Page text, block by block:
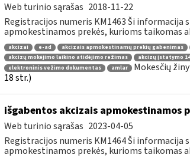
Web turinio sąrašas 2018-11-22
Registracijos numeris KM1463 Ši informacija
apmokestinamos prekės, kurioms taikomas
akcizai e-ad akcizais apmokestinamų prekių gabenimas
akcizų mokėjimo laikino atidėjimo režimas
akcizų įstatymo
elektroninis vežimo dokumentas
amlar Mokesčių
18 str.)
išgabentos akcizais
Web turinio sąrašas 2023-04-05
Registracijos numeris KM1464 Ši informacija
apmokestinamos prekės, kurioms taikomas